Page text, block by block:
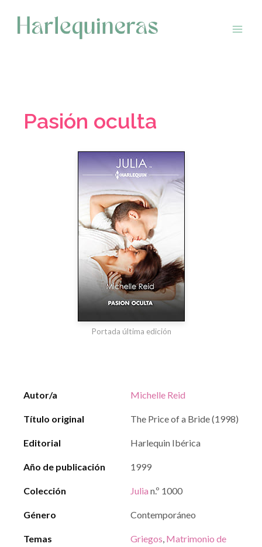
contenido
Pasión oculta
Autor/a Michelle Reid
Título original The Price of a Bride (1998)
Editorial Harlequin Ibérica
Año de publicación 1999
Colección Julia n.º 1000
Género Contemporáneo
Temas Griegos, Matrimonio de
Portada última edición